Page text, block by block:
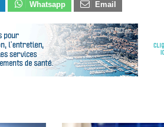
Whatsapp Email